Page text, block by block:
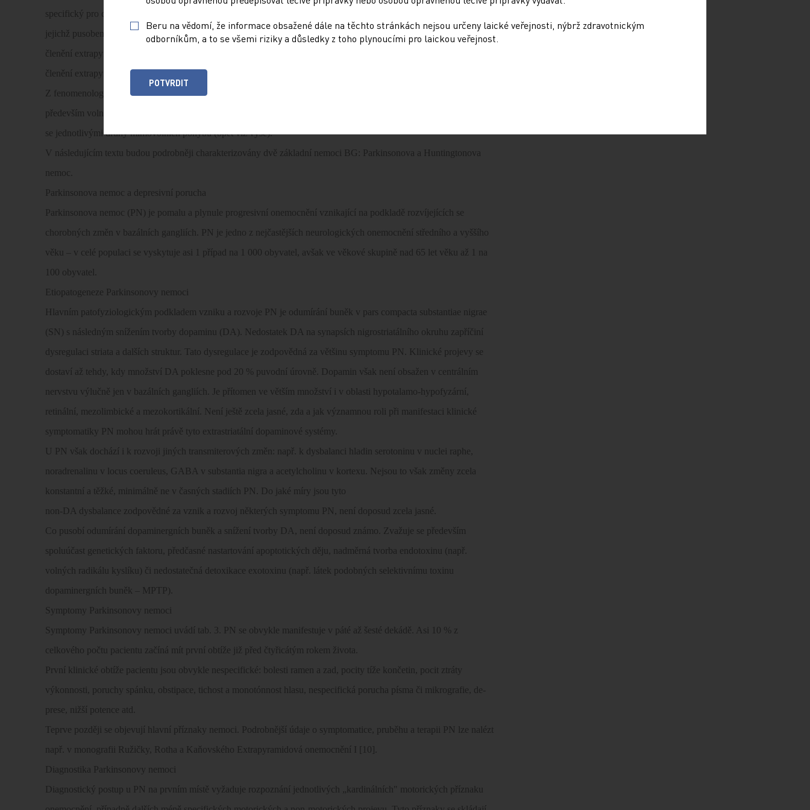
specifický pro danou chorobnou příčinu. Komplexní obraz postižení se dále modifikuje farmakologickými zásahy,
jejichž pusobení na hybnost a psychiku muže mít protichudné výsledky.
členění extrapyramidových poruch
členění extrapyramidových poruch uvádí tab. 2.
Z fenomenologického klinického hlediska lze extrapyramidové poruchy dělit na hypokinetické, kde je omezena
především volní hybnost (a dále jsou přítomny příznaky uvedené výše v tabulce), a dyskinetické poruchy, manifestující
se jednotlivými druhy mimovolních pohybu (opět viz výše).
V následujícím textu budou podrobněji charakterizovány dvě základní nemoci BG: Parkinsonova a Huntingtonova
nemoc.
Parkinsonova nemoc a depresivní porucha
Parkinsonova nemoc (PN) je pomalu a plynule progresivní onemocnění vznikající na podkladě rozvíjejících se
chorobných změn v bazálních gangliích. PN je jedno z nejčastějších neurologických onemocnění středního a vyššího
věku – v celé populaci se vyskytuje asi 1 případ na 1 000 obyvatel, avšak ve věkové skupině nad 65 let věku až 1 na
100 obyvatel.
Etiopatogeneze Parkinsonovy nemoci
Hlavním patofyziologickým podkladem vzniku a rozvoje PN je odumírání buněk v pars compacta substantiae nigrae
(SN) s následným snížením tvorby dopaminu (DA). Nedostatek DA na synapsích nigrostriatálního okruhu zapříčiní
dysregulaci striata a dalších struktur. Tato dysregulace je zodpovědná za většinu symptomu PN. Klinické projevy se
dostaví až tehdy, kdy množství DA poklesne pod 20 % puvodní úrovně. Dopamin však není obsažen v centrálním
nervstvu výlučně jen v bazálních gangliích. Je přítomen ve větším množství i v oblasti hypotalamo-hypofyzární,
retinální, mezolimbické a mezokortikální. Není ještě zcela jasné, zda a jak významnou roli při manifestaci klinické
symptomatiky PN mohou hrát právě tyto extrastriatální dopaminové systémy.
U PN však dochází i k rozvoji jiných transmiterových změn: např. k dysbalanci hladin serotoninu v nuclei raphe,
noradrenalinu v locus coeruleus, GABA v substantia nigra a acetylcholinu v kortexu. Nejsou to však změny zcela
konstantní a těžké, minimálně ne v časných stadiích PN. Do jaké míry jsou tyto
non-DA dysbalance zodpovědné za vznik a rozvoj některých symptomu PN, není doposud zcela jasné.
Co pusobí odumírání dopaminergních buněk a snížení tvorby DA, není doposud známo. Zvažuje se především
spoluúčast genetických faktoru, předčasné nastartování apoptotických děju, nadměrná tvorba endotoxinu (např.
volných radikálu kyslíku) či nedostatečná detoxikace exotoxinu (např. látek podobných selektivnímu toxinu
dopaminergních buněk – MPTP).
Symptomy Parkinsonovy nemoci
Symptomy Parkinsonovy nemoci uvádí tab. 3. PN se obvykle manifestuje v páté až šesté dekádě. Asi 10 % z
celkového počtu pacientu začíná mít první obtíže již před čtyřicátým rokem života.
První klinické obtíže pacientu jsou obvykle nespecifické: bolesti ramen a zad, pocity tíže končetin, pocit ztráty
výkonnosti, poruchy spánku, obstipace, tichost a monotónnost hlasu, nespecifická porucha písma či mikrografie, de-
prese, nižší potence atd.
Teprve později se objevují hlavní příznaky nemoci. Podrobnější údaje o symptomatice, pruběhu a terapii PN lze nalézt
např. v monografii Ružičky, Rotha a Kaňovského Extrapyramidová onemocnění I [10].
Diagnostika Parkinsonovy nemoci
Diagnostický postup u PN na prvním místě vyžaduje rozpoznání jednotlivých „kardinálních" motorických příznaku
Beru na vědomí, že informace obsažené dále na těchto stránkách nejsou určeny laické veřejnosti, nýbrž zdravotnickým
odborníkům, a to se všemi riziky a důsledky z toho plynoucími pro laickou veřejnost.
POTVRDIT